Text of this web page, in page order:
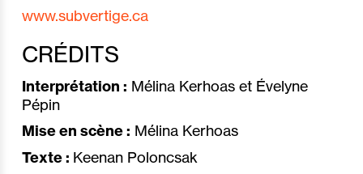
www.subvertige.ca
CRÉDITS
Interprétation : Mélina Kerhoas et Évelyne
Pépin
Mise en scène : Mélina Kerhoas
Texte : Keenan Poloncsak